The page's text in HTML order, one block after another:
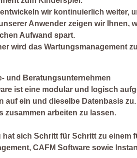
wir kontinuierlich weiter,
Anwender zeigen wir Ihnen,
Aufwand spart.
wird das Wartungsmanagement
und Beratungsunternehmen
ist eine modular und logisch
auf ein und dieselbe Datenbasis
arbeiten zu lassen.
sich Schritt für Schritt zu
CAFM Software sowie